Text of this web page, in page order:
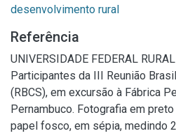
desenvolvimento rural
Referência
UNIVERSIDADE FEDERAL
Participantes da III Reunião
(RBCS), em excursão à Fábrica
Pernambuco. Fotografia em
papel fosco, em sépia, medindo